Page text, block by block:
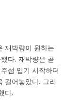
재박량이 원하는
다. 재박량은 곧
섬 입기 시작하더
걸어놓았다. 그리
다.